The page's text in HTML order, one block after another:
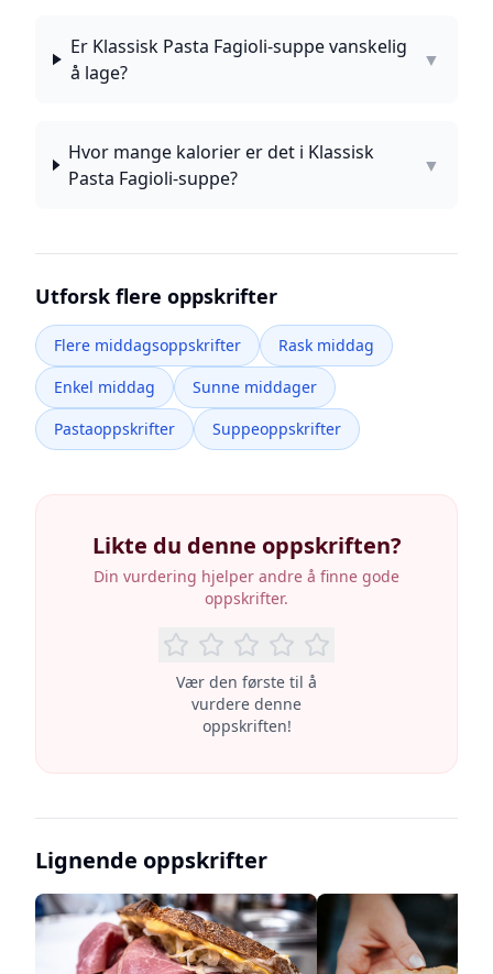
Er Klassisk Pasta Fagioli-suppe vanskelig
å lage?
▼
Hvor mange kalorier er det i Klassisk
Pasta Fagioli-suppe?
▼
Utforsk flere oppskrifter
Flere middagsoppskrifter
Rask middag
Enkel middag
Sunne middager
Pastaoppskrifter
Suppeoppskrifter
Likte du denne oppskriften?
Din vurdering hjelper andre å finne gode
oppskrifter.
Vær den første til å
vurdere denne
oppskriften!
Lignende oppskrifter